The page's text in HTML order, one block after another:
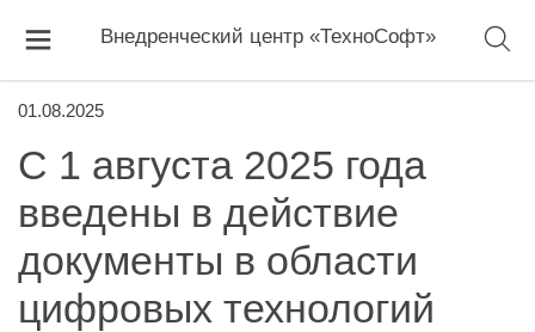
Внедренческий центр «ТехноСофт»
01.08.2025
С 1 августа 2025 года
введены в действие
документы в области
цифровых технологий